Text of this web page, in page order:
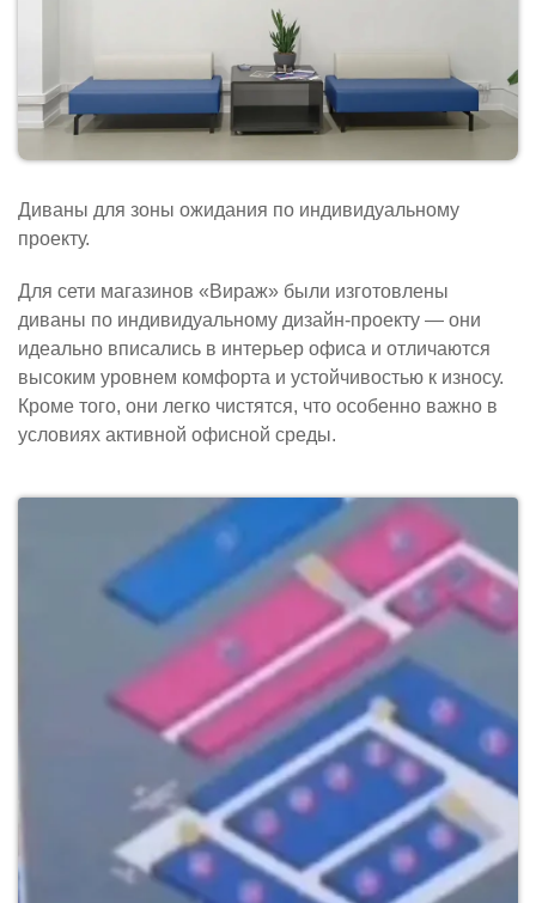
Диваны для зоны ожидания по индивидуальному
проекту.
Для сети магазинов «Вираж» были изготовлены
диваны по индивидуальному дизайн-проекту — они
идеально вписались в интерьер офиса и отличаются
высоким уровнем комфорта и устойчивостью к износу.
Кроме того, они легко чистятся, что особенно важно в
условиях активной офисной среды.